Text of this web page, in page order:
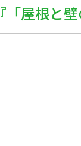
『「屋根と